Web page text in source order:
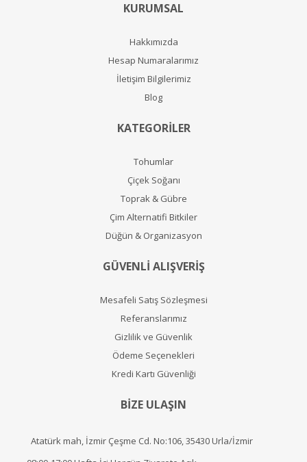
KURUMSAL
Hakkımızda
Hesap Numaralarımız
İletişim Bilgilerimiz
Blog
KATEGORİLER
Tohumlar
Çiçek Soğanı
Toprak & Gübre
Çim Alternatifi Bitkiler
Düğün & Organizasyon
GÜVENLİ ALIŞVERİŞ
Mesafeli Satış Sözleşmesi
Referanslarımız
Gizlilik ve Güvenlik
Ödeme Seçenekleri
Kredi Kartı Güvenliği
BİZE ULAŞIN
Atatürk mah, İzmir Çeşme Cd. No:106, 35430 Urla/İzmir